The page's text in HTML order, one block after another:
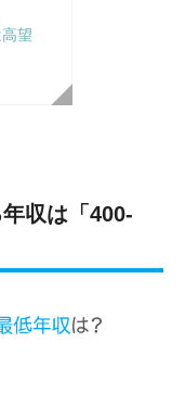
望
収は「400-